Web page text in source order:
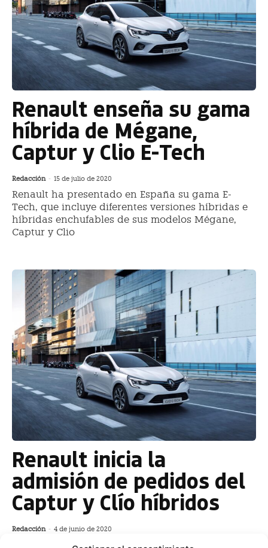
Renault enseña su gama
híbrida de Mégane,
Captur y Clio E-Tech
Redacción - 15 de julio de 2020
Renault ha presentado en España su gama E-
Tech, que incluye diferentes versiones híbridas e
híbridas enchufables de sus modelos Mégane,
Captur y Clio
Renault inicia la
admisión de pedidos del
Captur y Clío híbridos
Redacción - 4 de junio de 2020
Renault ya admite pedidos de su modelo Captur